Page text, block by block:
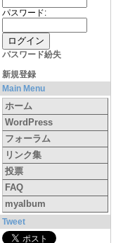
パスワード:
パスワード紛失
新規登録
Main Menu
ホーム
WordPress
フォーラム
リンク集
投票
FAQ
myalbum
Tweet